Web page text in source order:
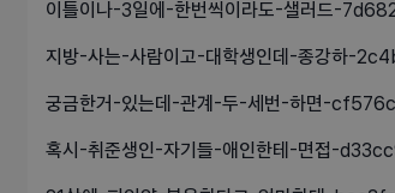
이틀이나-3일에-한번씩이라도-샐러드-
지방-사는-사람이고-대학생인데-종강하-
궁금한거-있는데-관계-두-세번-하면-
혹시-취준생인-자기들-애인한테-면접-